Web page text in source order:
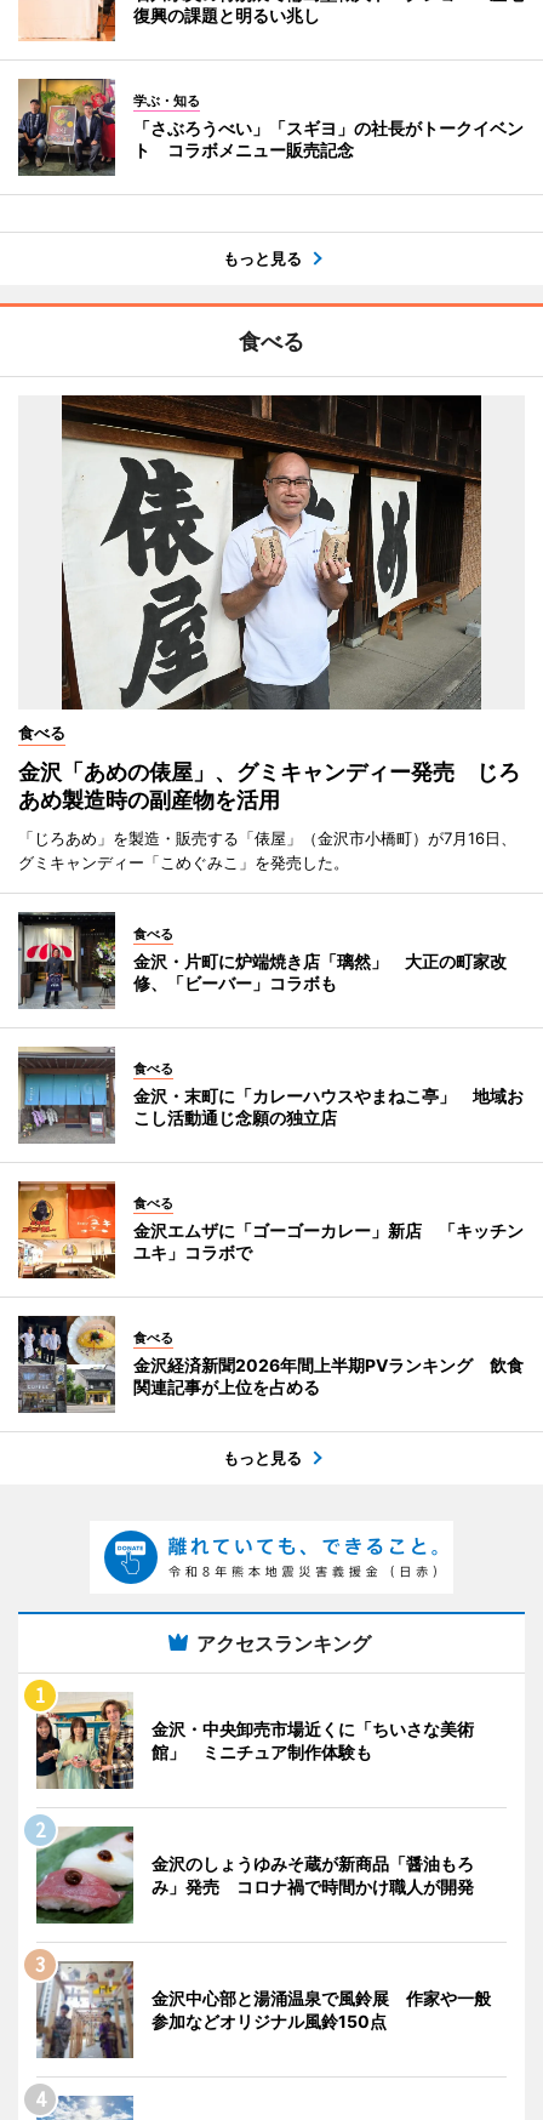
復興の課題と明るい兆し
学ぶ・知る
「さぶろうべい」「スギヨ」の社長がトークイベン
ト コラボメニュー販売記念
もっと見る
食べる
食べる
金沢「あめの俵屋」、グミキャンディー発売 じろ
あめ製造時の副産物を活用
「じろあめ」を製造・販売する「俵屋」（金沢市小橋町）が7月16日、
グミキャンディー「こめぐみこ」を発売した。
食べる
金沢・片町に炉端焼き店「璃然」 大正の町家改
修、「ビーバー」コラボも
食べる
金沢・末町に「カレーハウスやまねこ亭」 地域お
こし活動通じ念願の独立店
食べる
金沢エムザに「ゴーゴーカレー」新店 「キッチン
ユキ」コラボで
食べる
金沢経済新聞2026年間上半期PVランキング 飲食
関連記事が上位を占める
もっと見る
アクセスランキング
金沢・中央卸売市場近くに「ちいさな美術
館」 ミニチュア制作体験も
金沢のしょうゆみそ蔵が新商品「醤油もろ
み」発売 コロナ禍で時間かけ職人が開発
金沢中心部と湯涌温泉で風鈴展 作家や一般
参加などオリジナル風鈴150点